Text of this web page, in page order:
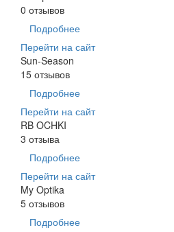
0 отзывов
Подробнее
Перейти на сайт
Sun-Season
15 отзывов
Подробнее
Перейти на сайт
RB OCHKI
3 отзыва
Подробнее
Перейти на сайт
My Optika
5 отзывов
Подробнее